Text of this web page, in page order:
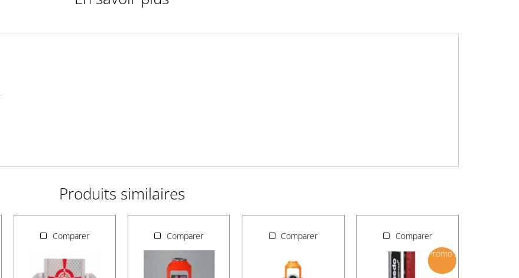
Produits similaires
Comparer Comparer Comparer
Comparer
Promo !